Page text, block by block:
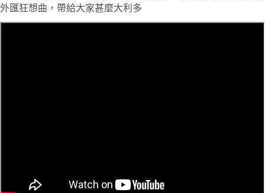
外匯狂想曲，帶給大家甚麼大利多